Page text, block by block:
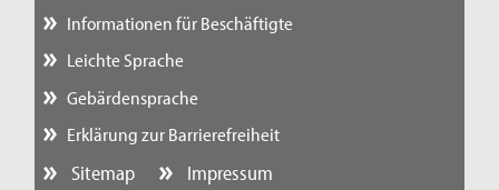
Informationen für Beschäftigte
Leichte Sprache
Gebärdensprache
Erklärung zur Barrierefreiheit
Sitemap Impressum